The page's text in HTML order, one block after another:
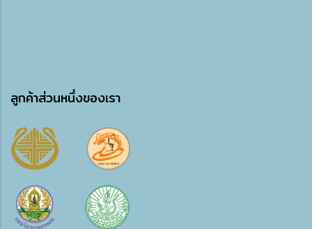
ลูกค้าส่วนหนึ่งของเรา